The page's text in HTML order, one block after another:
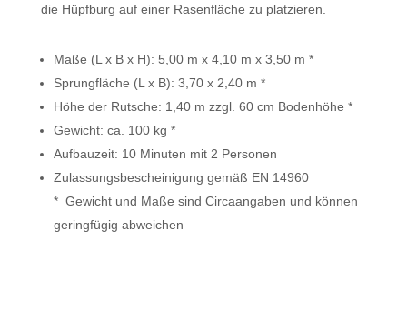
die Hüpfburg auf einer Rasenfläche zu platzieren.
Maße (L x B x H): 5,00 m x 4,10 m x 3,50 m *
Sprungfläche (L x B): 3,70 x 2,40 m *
Höhe der Rutsche: 1,40 m zzgl. 60 cm Bodenhöhe *
Gewicht: ca. 100 kg *
Aufbauzeit: 10 Minuten mit 2 Personen
Zulassungsbescheinigung gemäß EN 14960
* Gewicht und Maße sind Circaangaben und können
geringfügig abweichen